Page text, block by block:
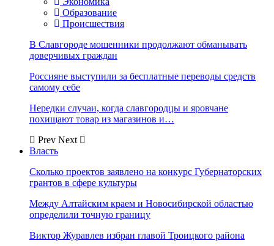
Образование
Происшествия
В Славгороде мошенники продолжают обманывать
доверчивых граждан
Россияне выступили за бесплатные переводы средств
самому себе
Нередки случаи, когда славгородцы и яровчане
похищают товар из магазинов и…
Prev Next
Власть
Сколько проектов заявлено на конкурс Губернаторских
грантов в сфере культуры
Между Алтайским краем и Новосибирской областью
определили точную границу
Виктор Журавлев избран главой Троицкого района